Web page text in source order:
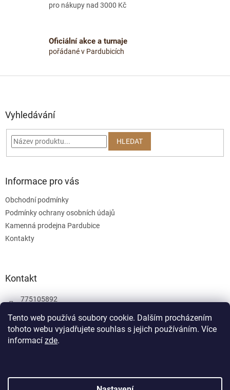
Tento web používá soubory cookie. Dalším procházením
tohoto webu vyjadřujete souhlas s jejich používáním. Více
informací zde.
pro nákupy nad 3000 Kč
Oficiální akce a turnaje
pořádané v Pardubicích
Vyhledávání
HLEDAT
Informace pro vás
Obchodní podmínky
Podmínky ochrany osobních údajů
Kamenná prodejna Pardubice
Kontakty
Kontakt
775105892
775105892
Facebook
wombatgamescz